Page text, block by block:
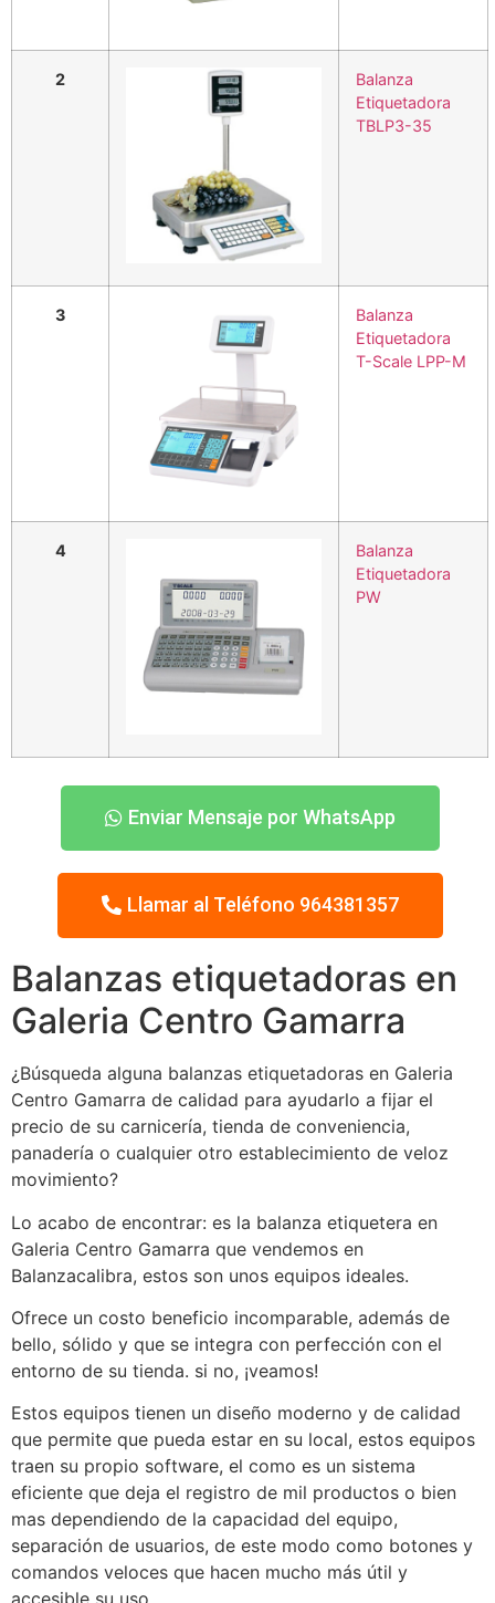
2
Balanza
Etiquetadora
TBLP3-35
3
Balanza
Etiquetadora
T-Scale LPP-M
4
Balanza
Etiquetadora
PW
Enviar Mensaje por WhatsApp
Llamar al Teléfono 964381357
Balanzas etiquetadoras en
Galeria Centro Gamarra
¿Búsqueda alguna balanzas etiquetadoras en Galeria
Centro Gamarra de calidad para ayudarlo a fijar el
precio de su carnicería, tienda de conveniencia,
panadería o cualquier otro establecimiento de veloz
movimiento?
Lo acabo de encontrar: es la balanza etiquetera en
Galeria Centro Gamarra que vendemos en
Balanzacalibra, estos son unos equipos ideales.
Ofrece un costo beneficio incomparable, además de
bello, sólido y que se integra con perfección con el
entorno de su tienda. si no, ¡veamos!
Estos equipos tienen un diseño moderno y de calidad
que permite que pueda estar en su local, estos equipos
traen su propio software, el como es un sistema
eficiente que deja el registro de mil productos o bien
mas dependiendo de la capacidad del equipo,
separación de usuarios, de este modo como botones y
comandos veloces que hacen mucho más útil y